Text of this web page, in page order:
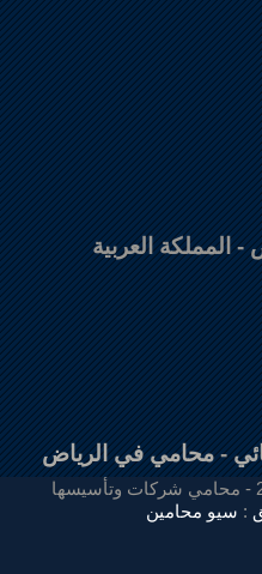
- المملكة العربية
-محامي في الرياض
جميع الحقوق محفوظة © 2026 - محامي شركات وتأسيسها
: سيو محامين